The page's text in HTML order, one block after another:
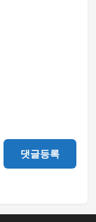
댓글등록